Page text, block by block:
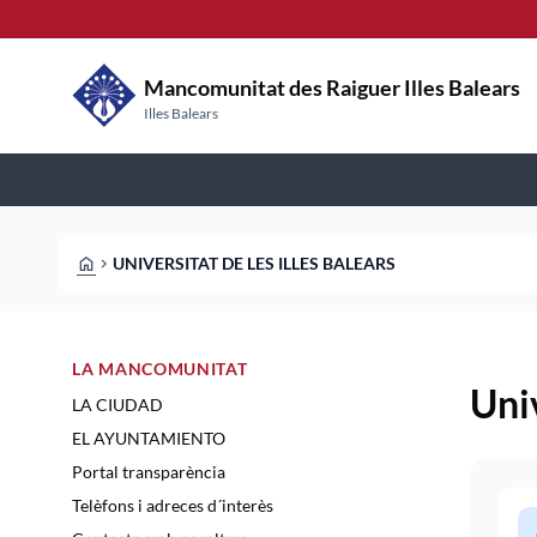
Mancomunitat des Raiguer Illes Balears
Illes Balears
HOME CHEVRON_RIGHT UNIVERSITAT DE LES ILLES BALEARS
LA MANCOMUNITAT
LA CIUDAD
EL AYUNTAMIENTO
Portal transparència
Telèfons i adreces d´interès